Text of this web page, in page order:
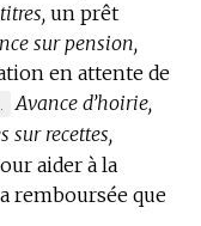
un prêt
sur pension,
en attente de
Avance d’hoirie,
sur recettes,
aider à la
remboursée que